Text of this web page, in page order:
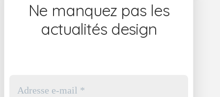
Ne manquez pas les
actualités design